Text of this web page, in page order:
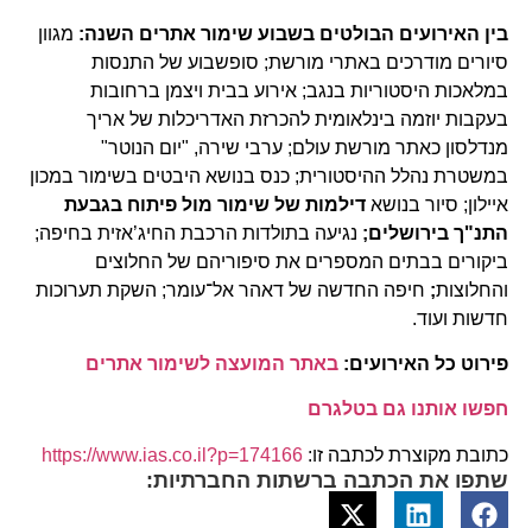
בין האירועים הבולטים בשבוע שימור אתרים השנה: מגוון
סיורים מודרכים באתרי מורשת; סופשבוע של התנסות
במלאכות היסטוריות בנגב; אירוע בבית ויצמן ברחובות
בעקבות יוזמה בינלאומית להכרזת האדריכלות של אריך
מנדלסון כאתר מורשת עולם; ערבי שירה, "יום הנוטר"
במשטרת נהלל ההיסטורית; כנס בנושא היבטים בשימור במכון
איילון; סיור בנושא דילמות של שימור מול פיתוח בגבעת
התנ"ך בירושלים; נגיעה בתולדות הרכבת החיג’אזית בחיפה;
ביקורים בבתים המספרים את סיפוריהם של החלוצים
והחלוצות; חיפה החדשה של דאהר אל־עומר; השקת תערוכות
חדשות ועוד.
פירוט כל האירועים: באתר המועצה לשימור אתרים
חפשו אותנו גם בטלגרם
כתובת מקוצרת לכתבה זו: https://www.ias.co.il?p=174166
שתפו את הכתבה ברשתות החברתיות: